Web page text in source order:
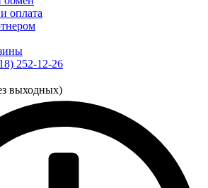
оплата
252-12-26
выходных)